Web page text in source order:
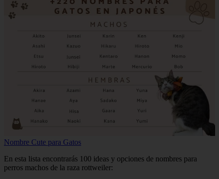
Nombre Cute para Gatos
En esta lista encontrarás 100 ideas y opciones de nombres para
perros machos de la raza rottweiler: